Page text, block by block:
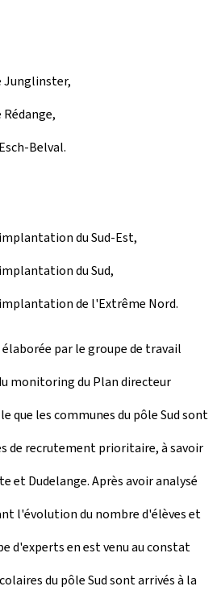
Junglinster,
Rédange,
Belval.
du Sud-Est,
du Sud,
de l'Extrême Nord.
par le groupe de travail
monitoring du Plan directeur
que les communes du pôle Sud sont
de recrutement prioritaire, à savoir
et Dudelange. Après avoir analysé
l'évolution du nombre d'élèves et
d'experts en est venu au constat
du pôle Sud sont arrivés à la